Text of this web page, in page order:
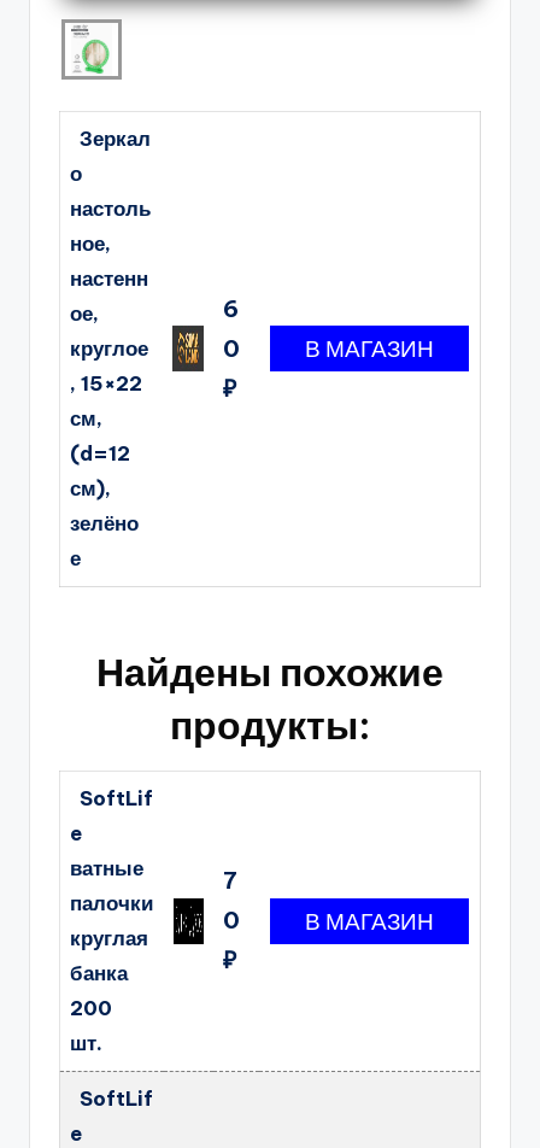
Зеркал
о
настоль
ное,
настенн
ое,
круглое
, 15×22
см,
(d=12
см),
зелёно
е
6
0
₽
Найдены похожие
продукты:
SoftLif
e
ватные
палочки
круглая
банка
200
шт.
7
0
₽
SoftLif
e